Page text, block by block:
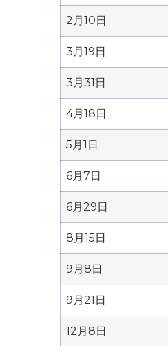
2月10日
3月19日
3月31日
4月18日
5月1日
6月7日
6月29日
8月15日
9月8日
9月21日
12月8日